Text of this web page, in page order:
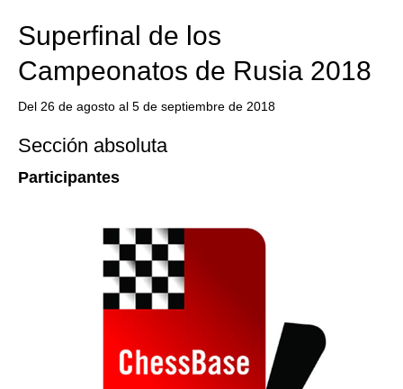
Superfinal de los
Campeonatos de Rusia 2018
Del 26 de agosto al 5 de septiembre de 2018
Sección absoluta
Participantes